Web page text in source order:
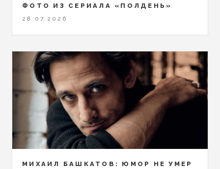
ФОТО ИЗ СЕРИАЛА «ПОЛДЕНЬ»
28.07.2026
МИХАИЛ БАШКАТОВ: ЮМОР НЕ УМЕР